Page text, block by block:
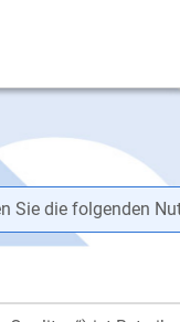
Sie die folgenden